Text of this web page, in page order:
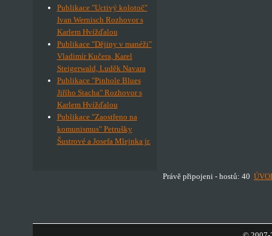
Publikace "Uctivý kolotoč"
Ivan Wernisch Rozhovor s
Karlem Hvížďalou
Publikace "Dějiny v manéži"
Vladimír Kučera, Karel
Steigerwald, Luděk Navara
Publikace "Pinhole Blues
Jiřího Stacha" Rozhovor s
Karlem Hvížďalou
Publikace "Zaostřeno na
komunismus" Petrušky
Šustrové a Josefa Mlejnka jr.
Právě připojeni - hostů: 40